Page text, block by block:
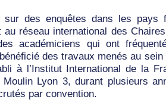
sur des enquêtes dans les pays
au réseau international des
académiciens qui ont
des travaux menés au
à l’Institut International de la
Moulin Lyon 3, durant plusieurs
par convention.